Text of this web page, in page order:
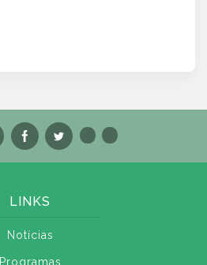
LINKS
Notícias
Programas